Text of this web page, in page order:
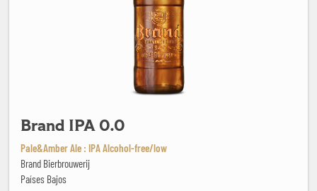
Brand IPA 0.0
Pale&Amber Ale : IPA Alcohol-free/low
Brand Bierbrouwerij
Países Bajos